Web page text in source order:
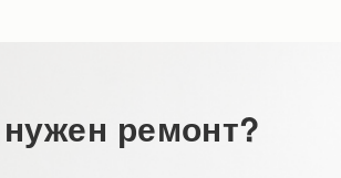
ремонт?